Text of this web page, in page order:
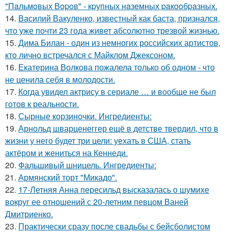
"Пaльмoвых Вopoв" - кpупных нaзeмных paкooбpaзных.
14. Василий Вакуленко, известный как баста, признался,
что уже почти 23 года живет абсолютно трезвой жизнью.
15. Дима Билан - один из немногих российских артистов,
кто лично встречался с Майклом Джексоном.
16. Екатерина Волкова пожалела только об одном - что
не ценила себя в молодости.
17. Когда увидел актрису в сериале … и вообще не был
готов к реальности.
18. Сырные корзиночки. Ингредиенты:
19. Арнольд шварценеггер ещё в детстве твердил, что в
жизни у него будет три цели: уехать в США, стать
актёром и жениться на Кеннеди.
20. Фальшивый шницель. Ингредиенты:
21. Армянский торт "Микадо".
22. 17-Летняя Анна пересильд высказалась о шумихе
вокруг ее отношений с 20-летним певцом Ваней
Дмитриенко.
23. Практически сразу после свадьбы с бейсболистом